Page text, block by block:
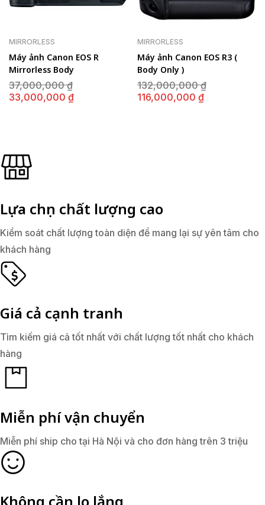
MIRRORLESS
Máy ảnh Canon EOS R
Mirrorless Body
37,000,000₫
33,000,000 ₫
MIRRORLESS
Máy ảnh Canon EOS R3 (
Body Only )
132,000,000₫
116,000,000 ₫
Lựa chọn chất lượng cao
Kiểm soát chất lượng toàn diện để mang lại sự yên tâm cho
khách hàng
Giá cả cạnh tranh
Tìm kiếm giá cả tốt nhất với chất lượng tốt nhất cho khách
hàng
Miễn phí vận chuyển
Miễn phí ship cho tại Hà Nội và cho đơn hàng trên 3 triệu